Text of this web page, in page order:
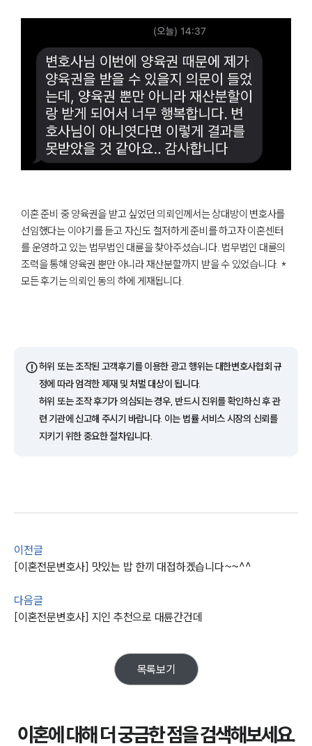
부소개
대륜의 강점
고객의 소리
통합검색
AI대륜
업무사례
이혼 준비 중 양육권을 받고 싶었던 의뢰인께서는 상대방이 변호사를
선임했다는 이야기를 듣고 자신도 철저하게 준비를 하고자 이혼센터
를 운영하고 있는 법무법인 대륜을 찾아주셨습니다. 법무법인 대륜의
조력을 통해 양육권 뿐만 아니라 재산분할까지 받을 수 있었습니다. *
모든 후기는 의뢰인 동의 하에 게재됩니다.
⚠️허위 또는 조작된 고객후기를 이용한 광고 행위는 대한변호사협회 규
정에 따라 엄격한 제재 및 처벌 대상이 됩니다.
허위 또는 조작 후기가 의심되는 경우, 반드시 진위를 확인하신 후 관
련 기관에 신고해 주시기 바랍니다. 이는 법률 서비스 시장의 신뢰를
지키기 위한 중요한 절차입니다.
이전글
[이혼전문변호사] 맛있는 밥 한끼 대접하겠습니다~~^^
다음글
[이혼전문변호사] 지인 추천으로 대륜간건데
목록보기
이혼에 대해 더 궁금한 점을 검색해보세요.